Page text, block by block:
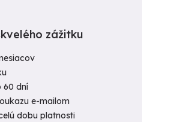
zážitku
60 dní
e-mailom
dobu platnosti